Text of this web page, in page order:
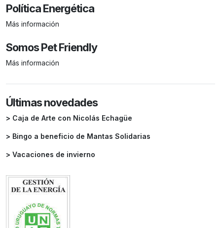
Política Energética
Más información
Somos Pet Friendly
Más información
Últimas novedades
> Caja de Arte con Nicolás Echagüe
> Bingo a beneficio de Mantas Solidarias
> Vacaciones de invierno